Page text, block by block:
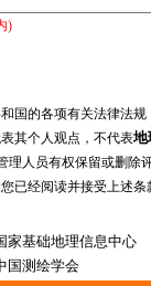
)
国的各项有关法律法规
其个人观点，不代表地
理人员有权保留或删除
已经阅读并接受上述条
家基础地理信息中心
国测绘学会